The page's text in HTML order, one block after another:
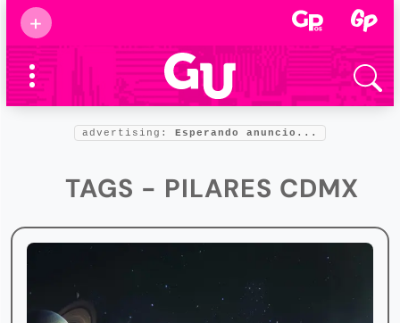
+
Supermamás
2025
Marcas de
confianza
Foro salud
advertising: Esperando anuncio...
TAGS - PILARES CDMX